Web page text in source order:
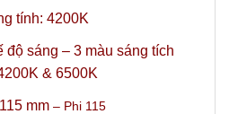
tính: 4200K
độ sáng – 3 màu sáng tích
& 6500K
115 mm – Phi 115